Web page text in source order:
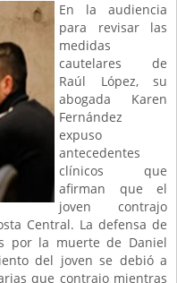
En la audiencia
para revisar las
medidas
cautelares de
Raúl López, su
abogada Karen
Fernández
expuso
antecedentes
clínicos que
afirman que el
joven contrajo
Central. La defensa de
por la muerte de Daniel
del joven se debió a
que contrajo mientras